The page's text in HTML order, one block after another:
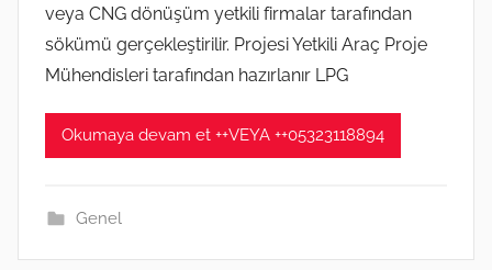
m
2
0
t
r
veya CNG dönüşüm yetkili firmalar tarafından
sökümü gerçekleştirilir. Projesi Yetkili Araç Proje
Mühendisleri tarafından hazırlanır LPG
Okumaya devam et ++VEYA ++05323118894
Genel